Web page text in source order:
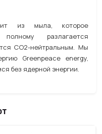
из мыла, которое
разлагается
CO2-нейтральным. Мы
Greenpeace energy,
без ядерной энергии.